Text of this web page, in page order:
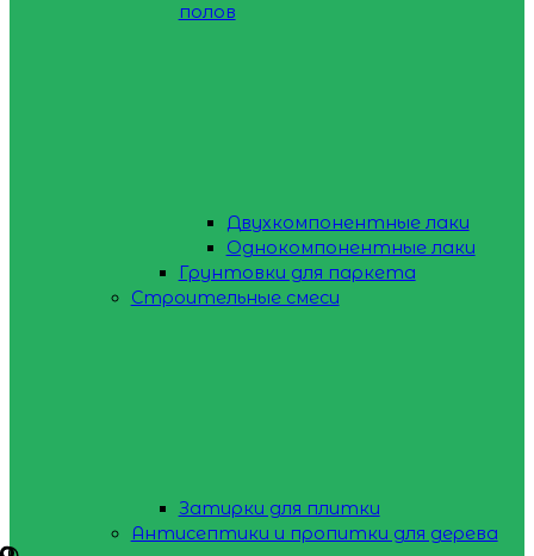
полов
Двухкомпонентные лаки
Однокомпонентные лаки
Грунтовки для паркета
Строительные смеси
Затирки для плитки
Антисептики и пропитки для дерева